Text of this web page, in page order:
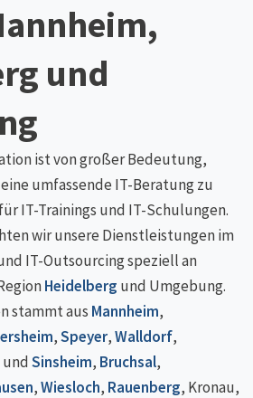
und
ist von großer Bedeutung,
umfassende IT-Beratung zu
IT-Trainings und IT-Schulungen.
wir unsere Dienstleistungen im
IT-Outsourcing speziell an
Heidelberg und Umgebung.
stammt aus Mannheim,
,Speyer,Walldorf,
undSinsheim, Bruchsal,
,Wiesloch, Rauenberg, Kronau,